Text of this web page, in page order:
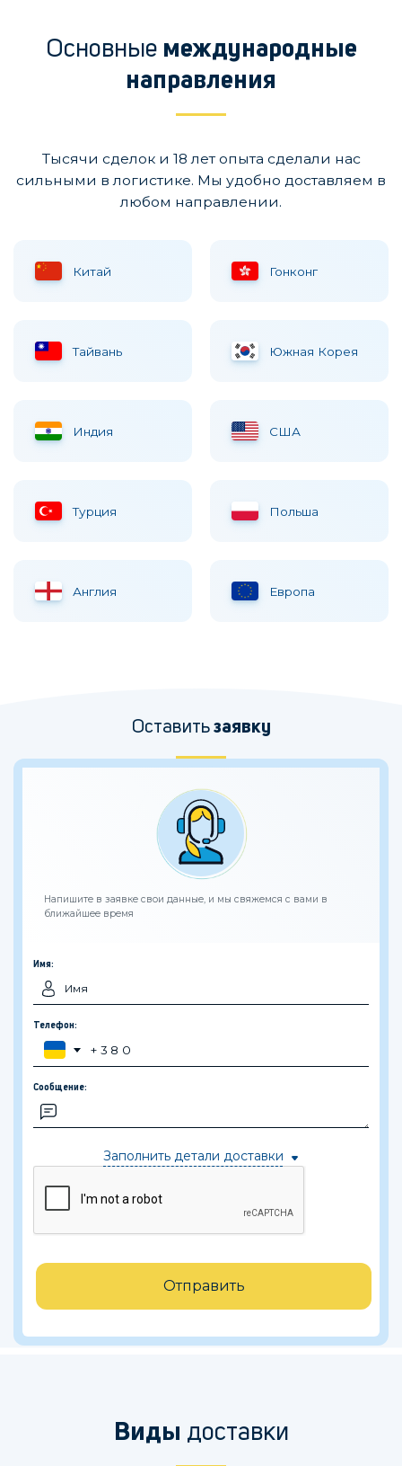
Основные международные
направления
Тысячи сделок и 18 лет опыта сделали нас
сильными в логистике. Мы удобно доставляем в
любом направлении.
Китай Гонконг
Тайвань Южная Корея
Индия США
Турция Польша
Англия Европа
Оставитьзаявку
Напишите в заявке свои данные, и мы свяжемся с вами в
ближайшее время
Имя:
Телефон:
Сообщение:
Заполнить детали доставки
Отправить
Виды доставки